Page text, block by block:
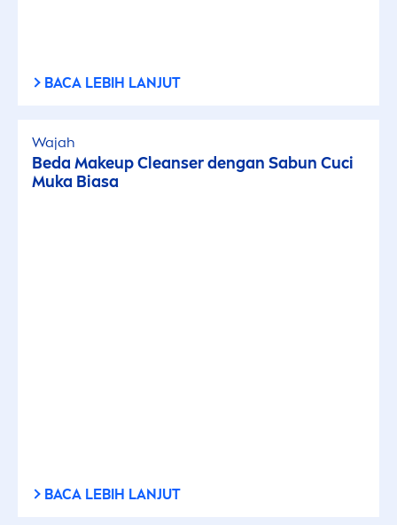
BACA LEBIH LANJUT
Wajah
Beda Makeup Cleanser dengan Sabun Cuci
Muka Biasa
BACA LEBIH LANJUT